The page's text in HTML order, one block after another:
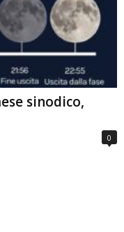
sinodico,
0